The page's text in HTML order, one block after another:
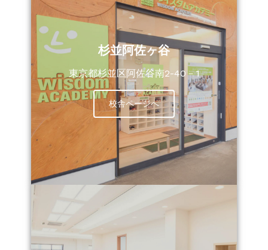
杉並阿佐ヶ谷
東京都杉並区阿佐谷南2-40－1
校舎ページへ